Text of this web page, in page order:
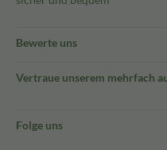
Bewerte uns
Vertraue unserem mehrfach
Folge uns